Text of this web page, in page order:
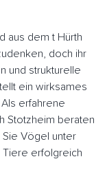
aus dem t Hürth
doch ihr
und strukturelle
ein wirksames
erfahrene
Stotzheim beraten
Vögel unter
Tiere erfolgreich